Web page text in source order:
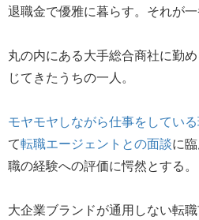
退職金で優雅に暮らす。それが一
丸の内にある大手総合商社に勤
じてきたうちの一人。
モヤモヤしながら仕事をしてい
て転職エージェントとの面談に
職の経験への評価に愕然とする。
大企業ブランドが通用しない転